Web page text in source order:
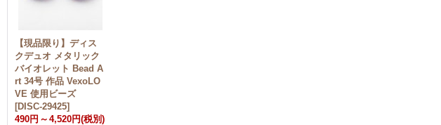
【現品限り】ディス
クデュオ メタリック
バイオレット Bead A
rt 34号 作品 VexoLO
VE 使用ビーズ
[DISC-29425]
490円 ～ 4,520円(税別)